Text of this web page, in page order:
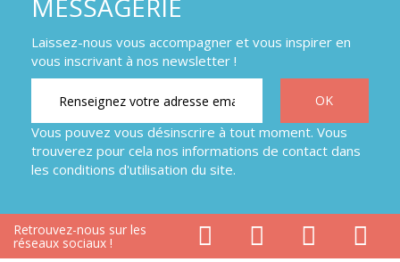
MESSAGERIE
Laissez-nous vous accompagner et vous inspirer en
vous inscrivant à nos newsletter !
Vous pouvez vous désinscrire à tout moment. Vous
trouverez pour cela nos informations de contact dans
les conditions d'utilisation du site.
Retrouvez-nous sur les
réseaux sociaux !